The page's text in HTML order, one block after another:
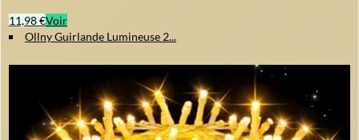
11,98 €Voir
Ollny Guirlande Lumineuse 2...